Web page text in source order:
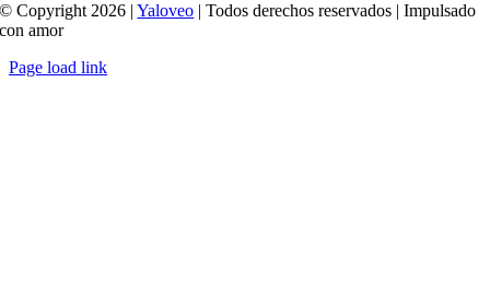
© Copyright 2026 |Yaloveo | Todos derechos reservados | Impulsado
con amor
Page load link